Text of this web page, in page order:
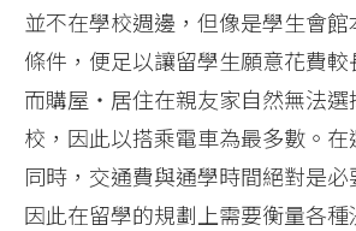
並不在學校週邊，但像是學生會
條件，便足以讓留學生願意花費較
而購屋‧居住在親友家自然無法選
校，因此以搭乘電車為最多數。
同時，交通費與通學時間絕對是必
因此在留學的規劃上需要衡量各